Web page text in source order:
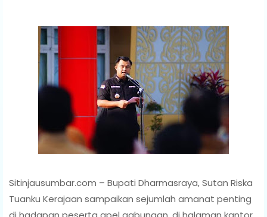
Sitinjausumbar.com – Bupati Dharmasraya, Sutan Riska
Tuanku Kerajaan sampaikan sejumlah amanat penting